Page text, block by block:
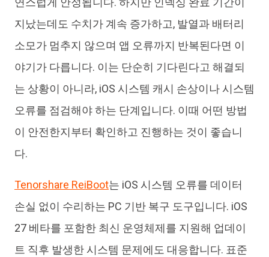
지났는데도 수치가 계속 증가하고, 발열과 배터리
소모가 멈추지 않으며 앱 오류까지 반복된다면 이
야기가 다릅니다. 이는 단순히 기다린다고 해결되
는 상황이 아니라, iOS 시스템 캐시 손상이나 시스템
오류를 점검해야 하는 단계입니다. 이때 어떤 방법
이 안전한지부터 확인하고 진행하는 것이 좋습니
다.
Tenorshare ReiBoot는 iOS 시스템 오류를 데이터
손실 없이 수리하는 PC 기반 복구 도구입니다. iOS
27 베타를 포함한 최신 운영체제를 지원해 업데이
트 직후 발생한 시스템 문제에도 대응합니다. 표준